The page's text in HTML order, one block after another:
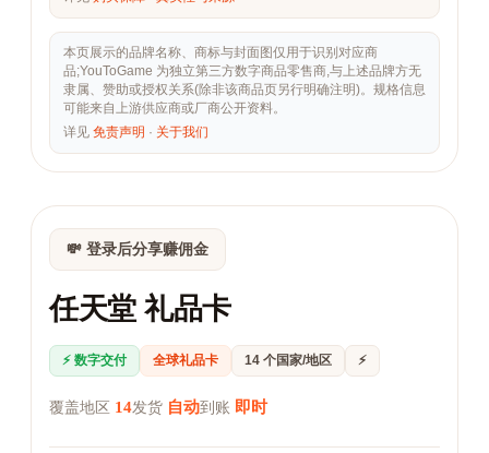
本页展示的品牌名称、商标与封面图仅用于识别对应商
品;YouToGame 为独立第三方数字商品零售商,与上述品牌方无
隶属、赞助或授权关系(除非该商品页另行明确注明)。规格信息
可能来自上游供应商或厂商公开资料。
详见 免责声明 · 关于我们
💸 登录后分享赚佣金
任天堂 礼品卡
⚡ 数字交付 全球礼品卡 14 个国家/地区 ⚡
覆盖地区 14发货 自动到账 即时